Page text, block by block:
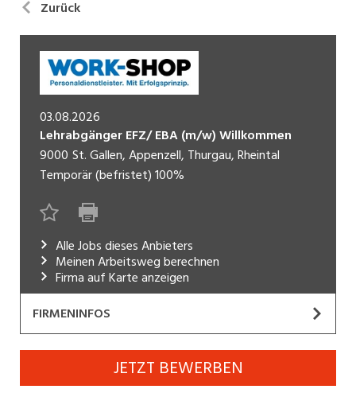
Lehrstelle
Ferienjob
POSITION
Führungsposition
Management / Kader
Einkauf, Logistik, Transport, Verkehr
Engineering, Technik, Architektur
Finanzen, Controlling, Treuhand, Recht
Gartenbau, Landwirtschaft, Forstwirtschaft
Gastronomie, Hotellerie, Tourismus,
Lebensmittel
Industrie, Maschinenbau, Anlagenbau,
Produktion
Informatik, Telekommunikation
Kaufm. Berufe, Kundendienst, Verwaltung
Körperpflege, Wellness
Zurück
03.08.2026
Lehrabgänger EFZ/ EBA (m/w) Willkommen
9000 St. Gallen, Appenzell, Thurgau, Rheintal
Temporär (befristet)100%
Alle Jobs dieses Anbieters
Meinen Arbeitsweg berechnen
Firma auf Karte anzeigen
FIRMENINFOS
work-shop Personal St. Gallen GmbH
Website JETZT BEWERBEN